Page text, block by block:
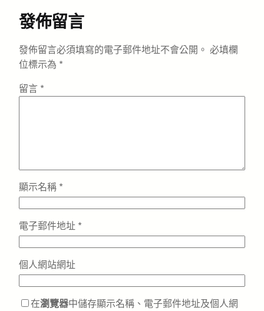
發佈留言
發佈留言必須填寫的電子郵件地址不會公開。 必填欄
位標示為 *
留言 *
顯示名稱 *
電子郵件地址 *
個人網站網址
在瀏覽器中儲存顯示名稱、電子郵件地址及個人網